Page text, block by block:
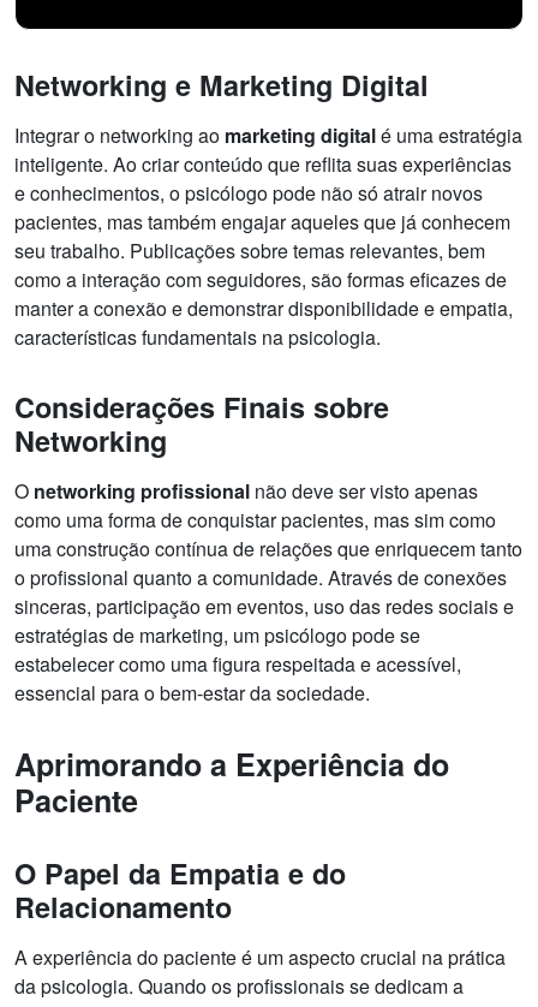
Networking e Marketing Digital
Integrar o networking ao marketing digitalé uma estratégia
inteligente. Ao criar conteúdo que reflita suas experiências
e conhecimentos, o psicólogo pode não só atrair novos
pacientes, mas também engajar aqueles que já conhecem
seu trabalho. Publicações sobre temas relevantes, bem
como a interação com seguidores, são formas eficazes de
manter a conexão e demonstrar disponibilidade e empatia,
características fundamentais na psicologia.
Considerações Finais sobre
Networking
O networking profissional não deve ser visto apenas
como uma forma de conquistar pacientes, mas sim como
uma construção contínua de relações que enriquecem tanto
o profissional quanto a comunidade. Através de conexões
sinceras, participação em eventos, uso das redes sociais e
estratégias de marketing, um psicólogo pode se
estabelecer como uma figura respeitada e acessível,
essencial para o bem-estar da sociedade.
Aprimorando a Experiência do
Paciente
O Papel da Empatia e do
Relacionamento
A experiência do paciente é um aspecto crucial na prática
da psicologia. Quando os profissionais se dedicam a